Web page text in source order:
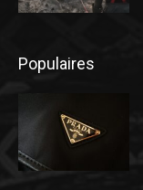
Populaires